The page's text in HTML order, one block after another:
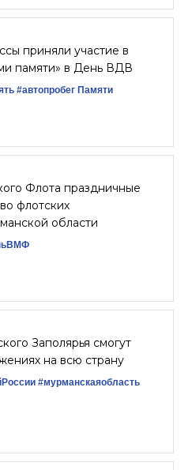
приняли участие в
памяти» в День ВДВ
#автопробег Памяти
Флота праздничные
флотских
области
Заполярья смогут
на всю страну
#мурманскаяобласть